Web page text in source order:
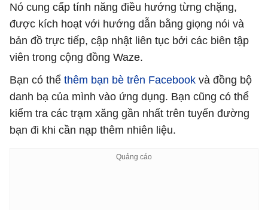
Nó cung cấp tính năng điều hướng từng chặng,
được kích hoạt với hướng dẫn bằng giọng nói và
bản đồ trực tiếp, cập nhật liên tục bởi các biên tập
viên trong cộng đồng Waze.
Bạn có thể thêm bạn bè trên Facebook và đồng bộ
danh bạ của mình vào ứng dụng. Bạn cũng có thể
kiểm tra các trạm xăng gần nhất trên tuyến đường
bạn đi khi cần nạp thêm nhiên liệu.